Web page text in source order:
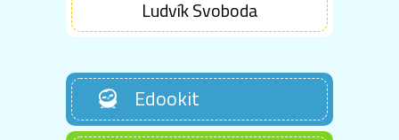
Ludvík Svoboda
Edookit